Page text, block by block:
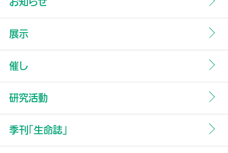
展示
催し
研究活動
季刊「生命誌」